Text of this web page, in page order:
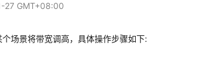
27 GMT+08:00
场景将带宽调高，具体操作步骤如下: